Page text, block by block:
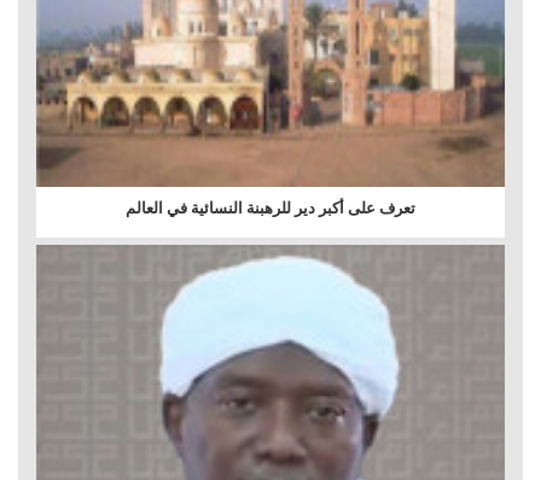
تعرف على أكبر دير للرهبنة النسائية في العالم